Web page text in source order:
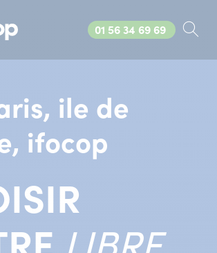
Appelez-nous au
01 56 34 69 69
ile de
ifocop